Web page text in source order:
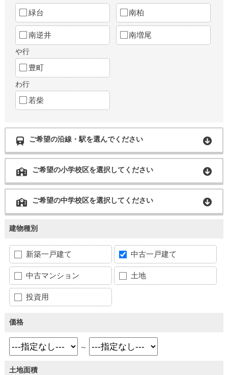
緑台 南柏
南逆井 南増尾
や行
豊町
わ行
若柴
ご希望の沿線・駅を選んでください
ご希望の小学校区を選択してください
ご希望の中学校区を選択してください
建物種別
新築一戸建て 中古一戸建て
中古マンション 土地
投資用
価格
～
土地面積